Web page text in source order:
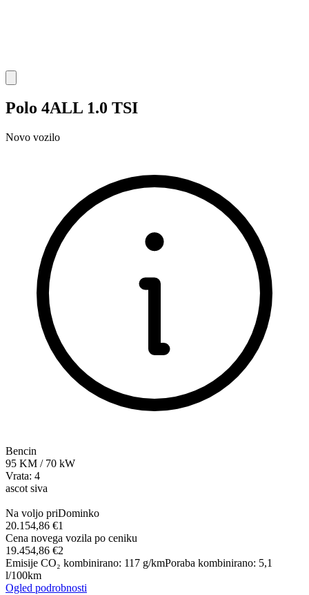
Polo 4ALL 1.0 TSI
Novo vozilo
Bencin
95 KM / 70 kW
Vrata: 4
ascot siva
Na voljo priDominko
20.154,86 €1
Cena novega vozila po ceniku
19.454,86 €2
Emisije CO₂ kombinirano: 117 g/kmPoraba kombinirano: 5,1
l/100km
Ogled podrobnosti